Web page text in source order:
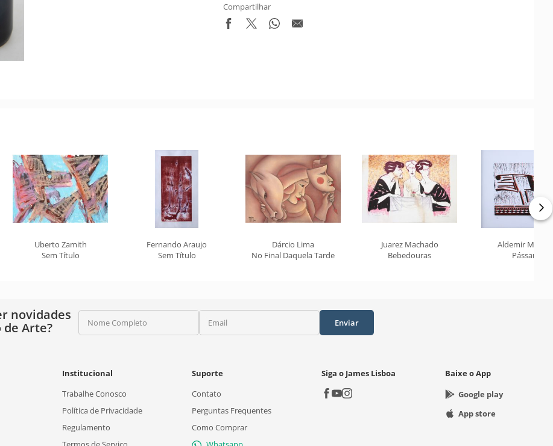
Compartilhar
Uberto Zamith
Sem Título
Fernando Araujo
Sem Título
Dárcio Lima
No Final Daquela Tarde
Juarez Machado
Bebedouras
Aldemir
Pássaro
novidades
de Arte?
Nome Completo Email Enviar
Institucional
Trabalhe Conosco
Política de Privacidade
Regulamento
Suporte
Contato
Perguntas Frequentes
Como Comprar
Siga o James Lisboa
Baixe o App
Google play
App store